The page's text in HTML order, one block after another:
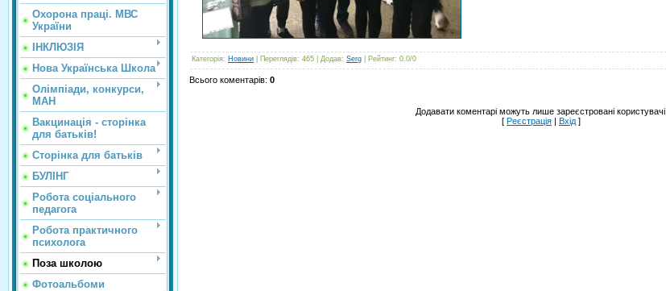
Охорона праці. МВС
України
ІНКЛЮЗІЯ
Нова Українська Школа
Олімпіади, конкурси,
МАН
Вакцинація - сторінка
для батьків!
Сторінка для батьків
БУЛІНГ
Робота соціального
педагога
Робота практичного
психолога
Поза школою
Фотоальбоми
Категорія: Новини Переглядів: 465 | Додав: Serg Рейтинг: 0.0/0
Всього коментарів: 0
Додавати коментарі можуть лише зареєстровані користувачі.
[ Реєстрація | Вхід ]